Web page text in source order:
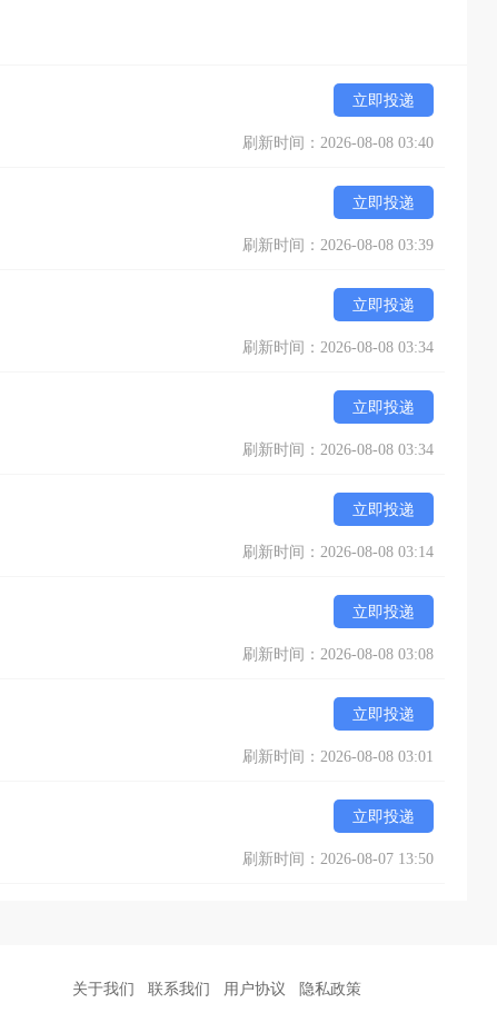
立即投递
刷新时间：2026-08-08 03:40
立即投递
刷新时间：2026-08-08 03:39
立即投递
刷新时间：2026-08-08 03:34
立即投递
刷新时间：2026-08-08 03:34
立即投递
刷新时间：2026-08-08 03:14
立即投递
刷新时间：2026-08-08 03:08
立即投递
刷新时间：2026-08-08 03:01
立即投递
刷新时间：2026-08-07 13:50
关于我们 联系我们 用户协议 隐私政策